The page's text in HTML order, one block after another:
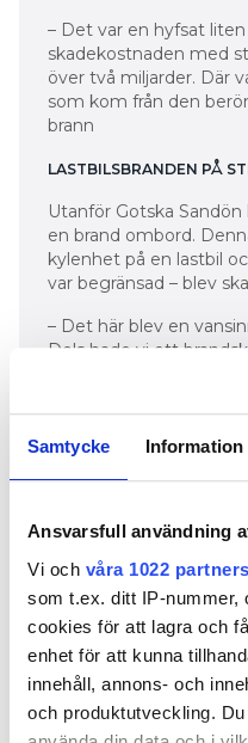
Samtycke Information
Ansvarsfull användning
Vi och våra 1022 partners
som t.ex. ditt IP-nummer,
cookies för att lagra och
enhet för att kunna
innehåll, annons- och
och produktutveckling.
– Det var en hyfsat
skadekostnaden med
över två miljarder. Där
som kom från den
brann
LASTBILSBRANDEN PÅ
Utanför Gotska
en brand ombord.
kylenhet på en lastbil
var begränsad – blev
– Det här blev en
Dels hade vi ett
som brunnit. Men
fordon samt inte minst
var bara med på ett
skadereglerare och
Varen 2021 larmades
Kalix. I denna stod det
husbilar
stort orosmoment var
exploderade.
– Det var bara en
även en väldigt